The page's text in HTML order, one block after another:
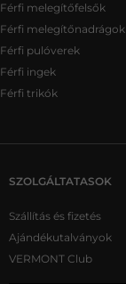
Férfi melegítőfelsők
Férfi melegítőnadrágok
Férfi pulóverek
Férfi ingek
Férfi trikók
SZOLGÁLTATASOK
Szállítás és fizetés
Ajándékutalványok
VERMONT Club